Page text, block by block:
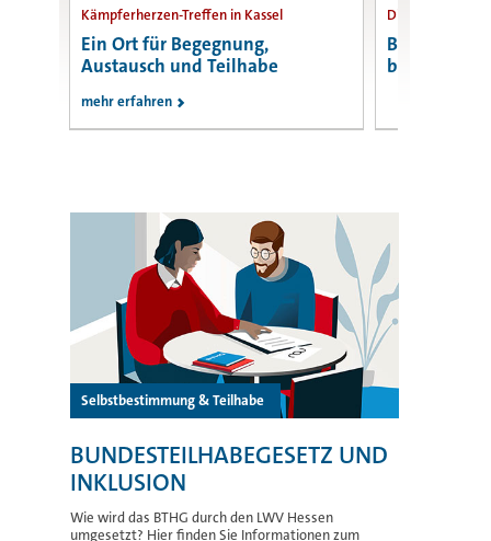
Kämpferherzen-Treffen in Kassel
Ein Ort für Begegnung,
Austausch und Teilhabe
mehr erfahren
Dienstjubiläen
Beyer und
beim LWV
Selbstbestimmung & Teilhabe
BUNDESTEILHABEGESETZ UND
INKLUSION
Wie wird das BTHG durch den LWV Hessen
umgesetzt? Hier finden Sie Informationen zum